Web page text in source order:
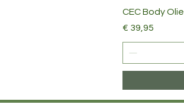
CEC Body Olie
Prijs
€ 39,95